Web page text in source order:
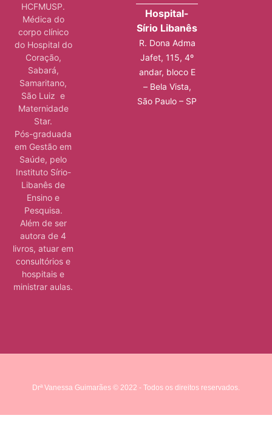
HCFMUSP.
Médica do
corpo clínico
do Hospital do
Coração,
Sabará,
Samaritano,
São Luiz e
Maternidade
Star.
Pós-graduada
em Gestão em
Saúde, pelo
Instituto Sírio-
Libanês de
Ensino e
Pesquisa.
Além de ser
autora de 4
livros, atuar em
consultórios e
hospitais e
ministrar aulas.
Hospital-
Sírio Libanês
R. Dona Adma
Jafet, 115, 4º
andar, bloco E
– Bela Vista,
São Paulo – SP
Drª Vanessa Guimarães © 2022 - Todos os direitos reservados.